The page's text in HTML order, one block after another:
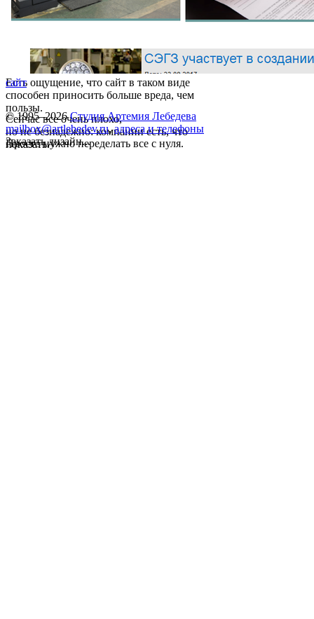
Есть ощущение, что сайт в таком виде
способен приносить больше вреда, чем
пользы.
Сейчас все очень плохо,
но не безнадежно: компании есть, что
показать.
Просто нужно переделать все с нуля.
сайт
© 1995–2026 Студия Артемия Лебедева
mailbox@artlebedev.ru, адреса и телефоны
Заказать дизайн...